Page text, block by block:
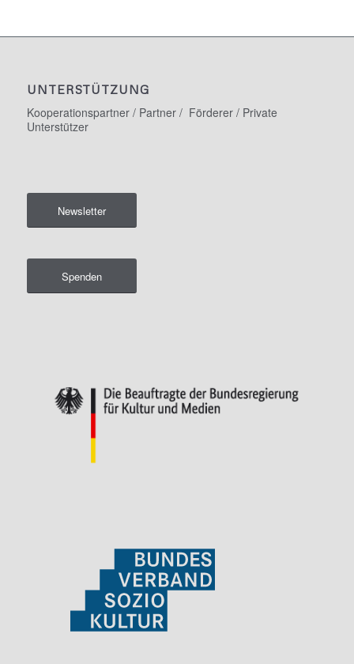
UNTERSTÜTZUNG
Kooperationspartner / Partner / Förderer / Private
Unterstützer
Newsletter
Spenden